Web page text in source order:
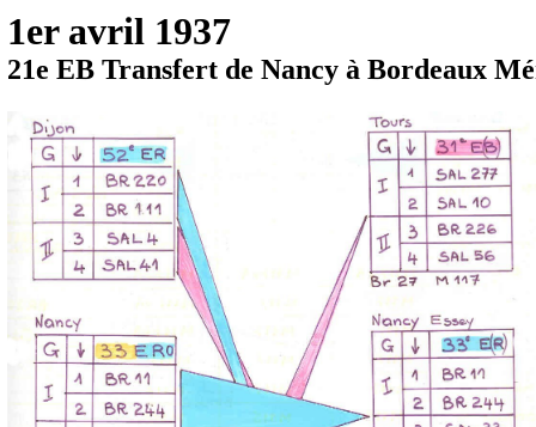
1er avril 1937
21e EB Transfert de Nancy à Bordeaux